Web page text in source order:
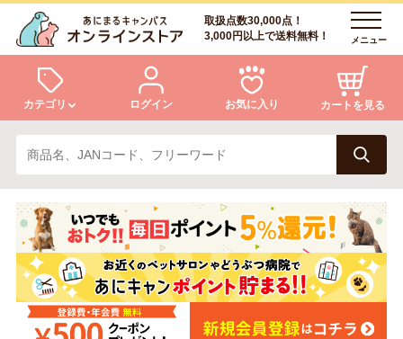
取扱点数30,000点！
3,000円以上で送料無料！
メニュー
カテゴリ
犬 猫
小動物・鳥 アクア・爬虫類・昆虫
ドッグフード キャットフード
ログイン お気に入り カートを見る
ログイン
会員登録
あにまるキャンパスについて
アフターサービス